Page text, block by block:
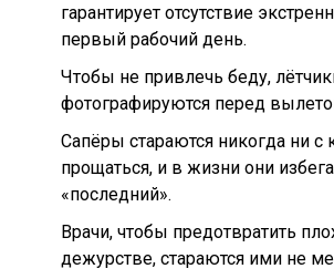
гарантирует отсутствие
первый рабочий день.
Чтобы не привлечь беду,
фотографируются перед
Сапёры стараются никогда ни с
прощаться, и в жизни они
«последний».
Врачи, чтобы предотвратить
дежурстве, стараются ими не